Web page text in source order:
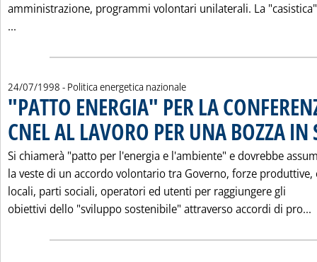
amministrazione, programmi volontari unilaterali. La
...
24/07/1998 - Politica energetica nazionale
"PATTO ENERGIA" PER LA
CNEL AL LAVORO PER UNA BOZZA IN
Si chiamerà "patto per l'energia e l'ambiente" e dovrebbe
la veste di un accordo volontario tra Governo, forze produttive,
locali, parti sociali, operatori ed utenti per raggiungere gli
obiettivi dello "sviluppo sostenibile" attraverso accordi di pro...